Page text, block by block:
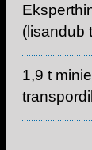
(lisandub
1,9 t